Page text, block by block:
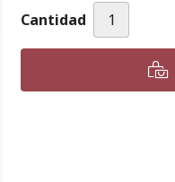
Cantidad